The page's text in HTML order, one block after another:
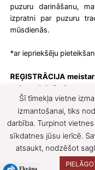
puzuru darināšanu,
izpratni par puzuru
mūsdienās.
*ar iepriekšēju
REĢISTRĀCIJA
nokomplektēta)
F
a
c
e
X
Šī tīmekļa vietne
izmantošanai, tiks
darbība. Turpinot
sīkdatnes jūsu ierīcē.
atsaukt, nodzēšot